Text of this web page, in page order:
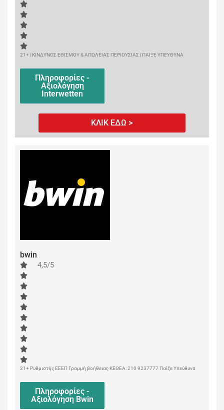
21+ | ΚΙΝΔΥΝΟΣ ΕΘΙΣΜΟΥ & ΑΠΩΛΕΙΑΣ ΠΕΡΙΟΥΣΙΑΣ | ΠΑΙΞΕ ΥΠΕΥΘΥΝΑ
Πληροφορίες -
Αξιολόγηση
Interwetten
ΚΛΙΚ ΕΔΩ >
bwin
4,5/5
21+ Ρυθμιστής ΕΕΕΠ Γραμμή βοήθειας ΚΕΘΕΑ: 210 9237777 Παίξε Υπεύθυνα
Πληροφορίες -
Αξιολόγηση Bwin